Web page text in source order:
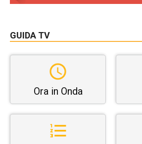
GUIDA TV
Ora in Onda